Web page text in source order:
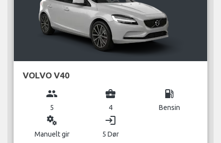
VOLVO V40
group
5
business_center
4
local_gas_station
Bensin
miscellaneous_services
Manuelt gir
login
5 Dør